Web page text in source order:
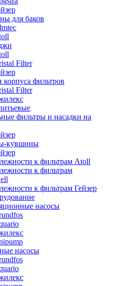
для баков
Filter
фильтров
Filter
фильтры и насадки на
кувшины
к фильтрам Atoll
к фильтрам
к фильтрам Гейзер
насосы
насосы